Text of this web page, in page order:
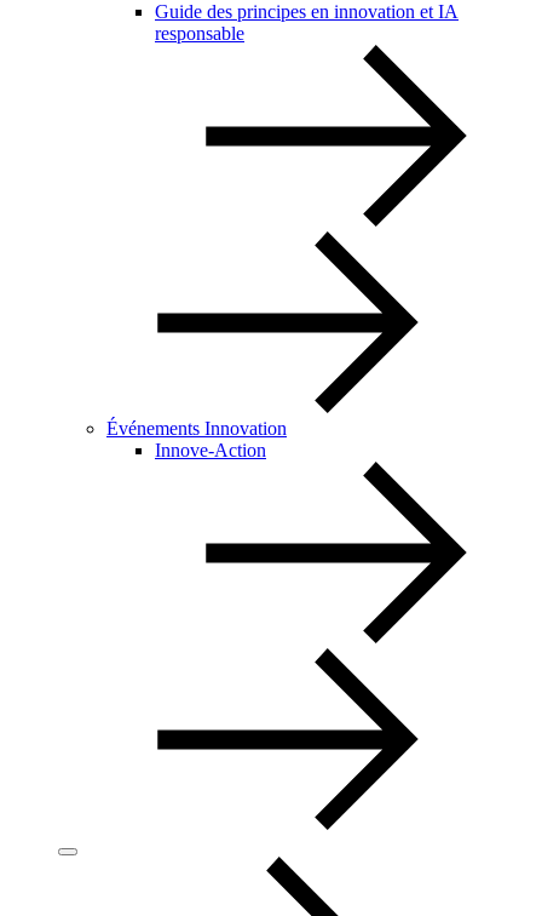
Guide des principes en innovation et IA
responsable
Événements Innovation
Innove-Action